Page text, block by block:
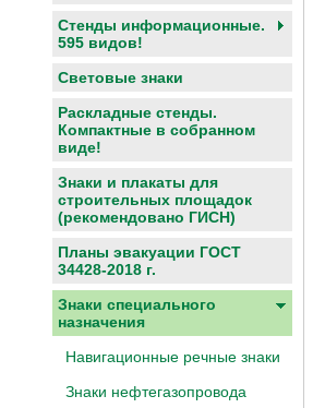
Стенды информационные.
595 видов!
Световые знаки
Раскладные стенды.
Компактные в собранном
виде!
Знаки и плакаты для
строительных площадок
(рекомендовано ГИСН)
Планы эвакуации ГОСТ
34428-2018 г.
Знаки специального
назначения
Навигационные речные знаки
Знаки нефтегазопровода